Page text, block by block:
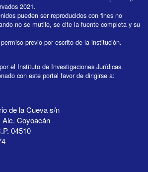
2021.
pueden ser reproducidos con fines no
no se mutile, se cite la fuente completa y su
previo por escrito de la institución.
el Instituto de Investigaciones Jurídicas.
con este portal favor de dirigirse a:
de la Cueva s/n
Alc. Coyoacán
04510